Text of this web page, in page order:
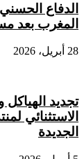
الدفاع
المغرب بعد
28 أبريل، 2026
تجديد
الاستثنائي
الجديدة